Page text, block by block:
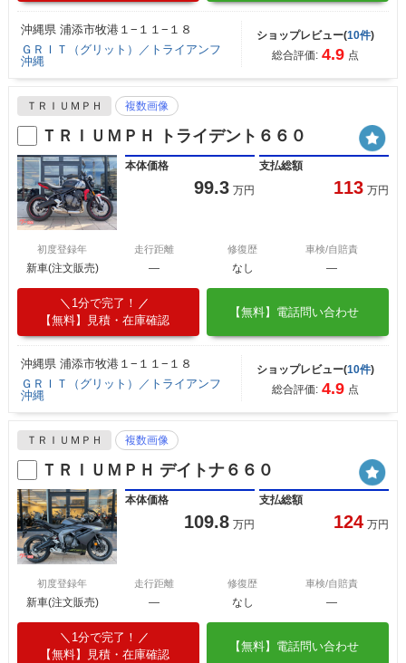
沖縄県 浦添市牧港１−１１−１８
ＧＲＩＴ（グリット）／トライアンフ
沖縄
ショップレビュー(10件)
総合評価: 4.9 点
ＴＲＩＵＭＰＨ 複数画像
ＴＲＩＵＭＰＨ トライデント６６０
本体価格
99.3 万円
支払総額
113 万円
初度登録年
新車(注文販売)
走行距離
―
修復歴
なし
車検/自賠責
―
1分で完了！
【無料】見積・在庫確認
【無料】電話問い合わせ
沖縄県 浦添市牧港１−１１−１８
ＧＲＩＴ（グリット）／トライアンフ
沖縄
ショップレビュー(10件)
総合評価: 4.9 点
ＴＲＩＵＭＰＨ 複数画像
ＴＲＩＵＭＰＨ デイトナ６６０
本体価格
109.8 万円
支払総額
124 万円
初度登録年
新車(注文販売)
走行距離
―
修復歴
なし
車検/自賠責
―
1分で完了！
【無料】見積・在庫確認
【無料】電話問い合わせ